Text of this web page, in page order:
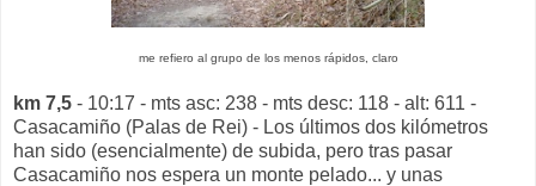
me refiero al grupo de los menos rápidos, claro
km 7,5 - 10:17 - mts asc: 238 - mts desc: 118 - alt: 611 -
Casacamiño (Palas de Rei) - Los últimos dos kilómetros
han sido (esencialmente) de subida, pero tras pasar
Casacamiño nos espera un monte pelado... y unas